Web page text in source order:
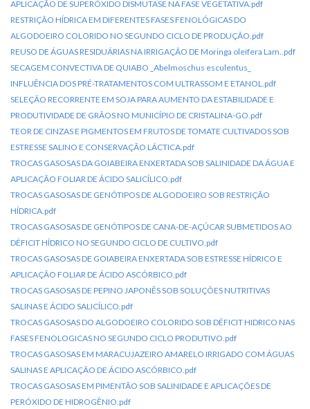
APLICAÇÃO DE SUPERÓXIDO DISMUTASE NA FASE VEGETATIVA.pdf
RESTRIÇÃO HÍDRICA EM DIFERENTES FASES FENOLÓGICAS DO
ALGODOEIRO COLORIDO NO SEGUNDO CICLO DE PRODUÇÃO.pdf
REUSO DE ÁGUAS RESIDUÁRIAS NA IRRIGAÇÃO DE Moringa oleífera Lam..pdf
SECAGEM CONVECTIVA DE QUIABO _Abelmoschus esculentus_
INFLUÊNCIA DOS PRÉ-TRATAMENTOS COM ULTRASSOM E ETANOL.pdf
SELEÇÃO RECORRENTE EM SOJA PARA AUMENTO DA ESTABILIDADE E
PRODUTIVIDADE DE GRÃOS NO MUNICÍPIO DE CRISTALINA-GO.pdf
TEOR DE CINZAS E PIGMENTOS EM FRUTOS DE TOMATE CULTIVADOS SOB
ESTRESSE SALINO E CONSERVAÇÃO LÁCTICA.pdf
TROCAS GASOSAS DA GOIABEIRA ENXERTADA SOB SALINIDADE DA ÁGUA E
APLICAÇÃO FOLIAR DE ÁCIDO SALICÍLICO.pdf
TROCAS GASOSAS DE GENÓTIPOS DE ALGODOEIRO SOB RESTRIÇÃO
HÍDRICA.pdf
TROCAS GASOSAS DE GENÓTIPOS DE CANA-DE-AÇÚCAR SUBMETIDOS AO
DÉFICIT HÍDRICO NO SEGUNDO CICLO DE CULTIVO.pdf
TROCAS GASOSAS DE GOIABEIRA ENXERTADA SOB ESTRESSE HÍDRICO E
APLICAÇÃO FOLIAR DE ÁCIDO ASCÓRBICO.pdf
TROCAS GASOSAS DE PEPINO JAPONÊS SOB SOLUÇÕES NUTRITIVAS
SALINAS E ÁCIDO SALICÍLICO.pdf
TROCAS GASOSAS DO ALGODOEIRO COLORIDO SOB DÉFICIT HIDRICO NAS
FASES FENOLOGICAS NO SEGUNDO CICLO PRODUTIVO.pdf
TROCAS GASOSAS EM MARACUJAZEIRO AMARELO IRRIGADO COM ÁGUAS
SALINAS E APLICAÇÃO DE ÁCIDO ASCÓRBICO.pdf
TROCAS GASOSAS EM PIMENTÃO SOB SALINIDADE E APLICAÇÕES DE
PERÓXIDO DE HIDROGÊNIO.pdf